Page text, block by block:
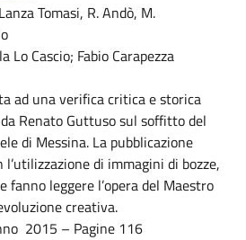
Tomasi, R. Andò, M.
Lo Cascio; Fabio Carapezza
ad una verifica critica e storica
Renato Guttuso sul soffitto del
di Messina. La pubblicazione
di immagini di bozze,
fanno leggere l’opera del Maestro
creativa.
2015 – Pagine 116